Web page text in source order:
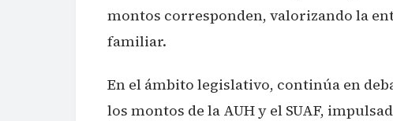
montos corresponden, valorizando la
familiar.
En el ámbito legislativo, continúa en
los montos de la AUH y el SUAF,